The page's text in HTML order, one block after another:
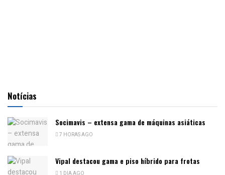
Notícias
Socimavis – extensa gama de máquinas asiáticas
7 HORAS AGO
Vipal destacou gama e piso híbrido para frotas
1 DIA AGO